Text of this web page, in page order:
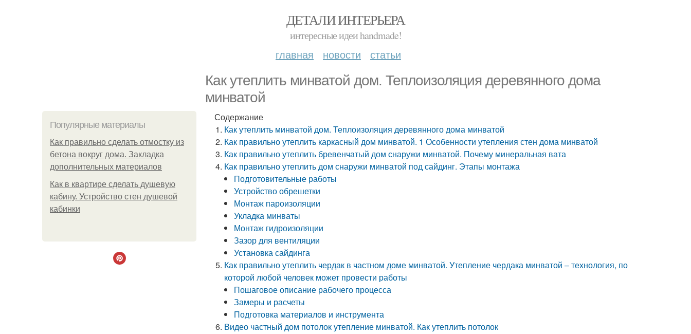
ДЕТАЛИ ИНТЕРЬЕРА
интересные идеи handmade!
главная новости статьи
Как утеплить минватой дом. Теплоизоляция деревянного дома
минватой
Популярные материалы
Как правильно сделать отмостку из
бетона вокруг дома. Закладка
дополнительных материалов
Как в квартире сделать душевую
кабину. Устройство стен душевой
кабинки
Содержание
Как утеплить минватой дом. Теплоизоляция деревянного дома минватой
Как правильно утеплить каркасный дом минватой. 1 Особенности утепления стен дома минватой
Как правильно утеплить бревенчатый дом снаружи минватой. Почему минеральная вата
Как правильно утеплить дом снаружи минватой под сайдинг. Этапы монтажа
Подготовительные работы
Устройство обрешетки
Монтаж пароизоляции
Укладка минваты
Монтаж гидроизоляции
Зазор для вентиляции
Установка сайдинга
Как правильно утеплить чердак в частном доме минватой. Утепление чердака минватой – технология, по
которой любой человек может провести работы
Пошаговое описание рабочего процесса
Замеры и расчеты
Подготовка материалов и инструмента
Видео частный дом потолок утепление минватой. Как утеплить потолок